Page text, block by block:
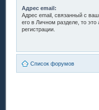
Адрес email:
Адрес email, связанный с
его в Личном разделе, то
регистрации.
Список форумов